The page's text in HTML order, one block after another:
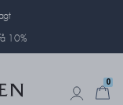
10%
0